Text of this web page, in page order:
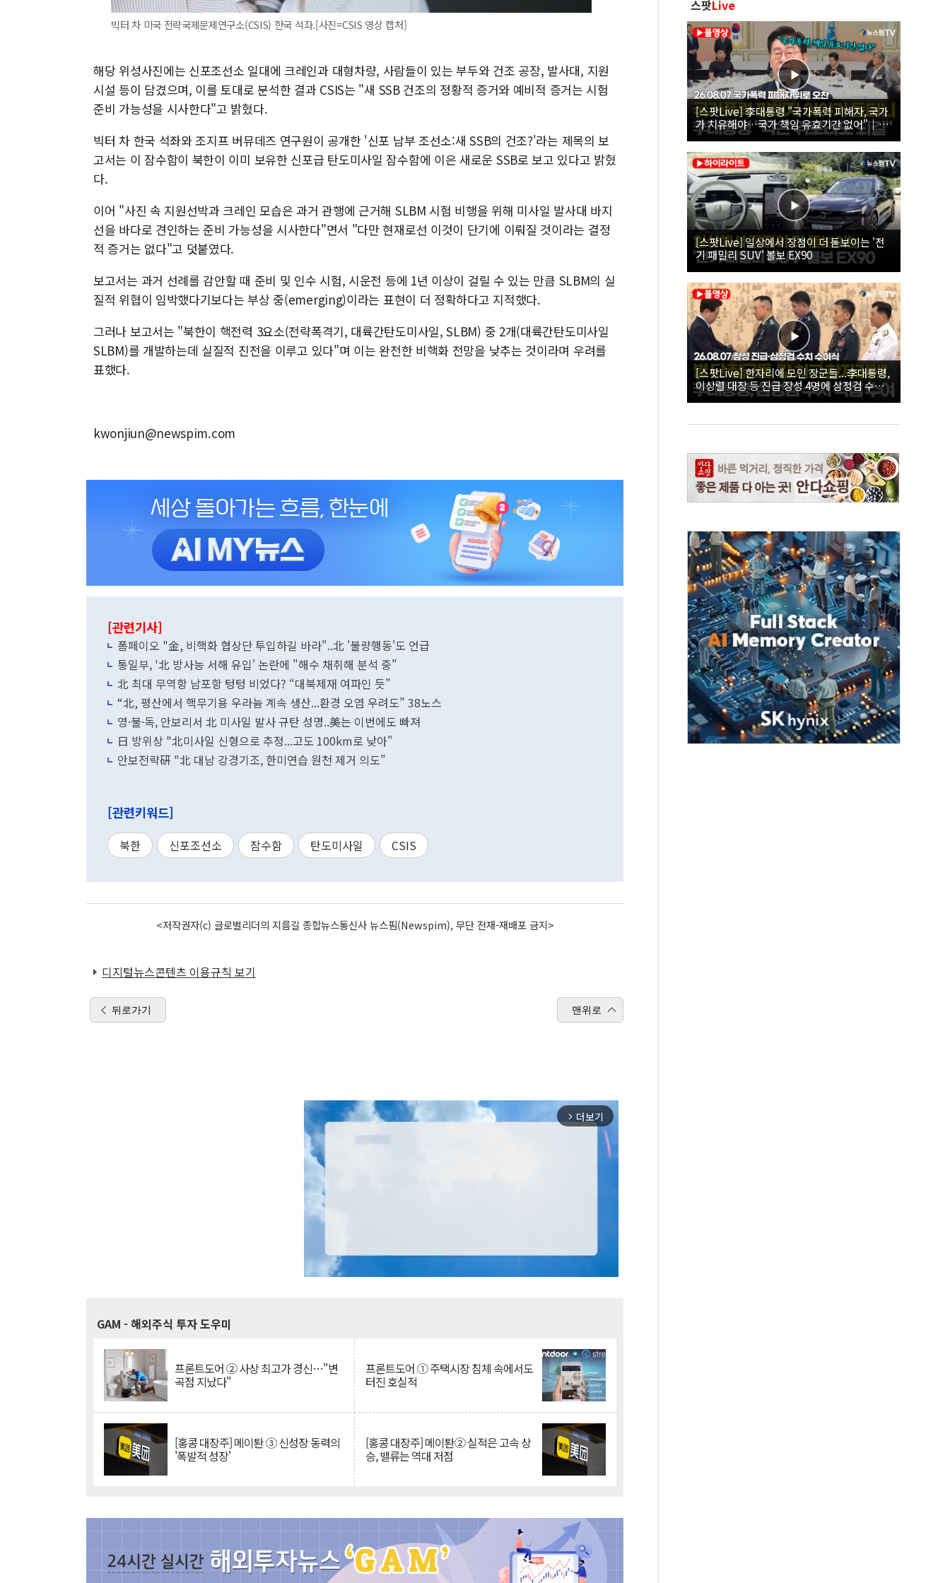
빅터 차 미국 전략국제문제연구소(CSIS) 한국 석좌.[사진=CSIS 영상 캡처]
해당 위성사진에는 신포조선소 일대에 크레인과 대형차량, 사람들이 있는 부두와 건조 공장, 발사대, 지원
시설 등이 담겼으며, 이를 토대로 분석한 결과 CSIS는 "새 SSB 건조의 정황적 증거와 예비적 증거는 시험
준비 가능성을 시사한다"고 밝혔다.
빅터 차 한국 석좌와 조지프 버뮤데즈 연구원이 공개한 '신포 남부 조선소:새 SSB의 건조?'라는 제목의 보
고서는 이 잠수함이 북한이 이미 보유한 신포급 탄도미사일 잠수함에 이은 새로운 SSB로 보고 있다고 밝혔
다.
이어 "사진 속 지원선박과 크레인 모습은 과거 관행에 근거해 SLBM 시험 비행을 위해 미사일 발사대 바지
선을 바다로 견인하는 준비 가능성을 시사한다"면서 "다만 현재로선 이것이 단기에 이뤄질 것이라는 결정
적 증거는 없다"고 덧붙였다.
보고서는 과거 선례를 감안할 때 준비 및 인수 시험, 시운전 등에 1년 이상이 걸릴 수 있는 만큼 SLBM의 실
질적 위협이 임박했다기보다는 부상 중(emerging)이라는 표현이 더 정확하다고 지적했다.
그러나 보고서는 "북한이 핵전력 3요소(전략폭격기, 대륙간탄도미사일, SLBM) 중 2개(대륙간탄도미사일
SLBM)를 개발하는데 실질적 진전을 이루고 있다"며 이는 완전한 비핵화 전망을 낮추는 것이라며 우려를
표했다.
kwonjiun@newspim.com
[관련기사]
폼페이오 "金, 비핵화 협상단 투입하길 바라"..北 '불량행동'도 언급
통일부, '北 방사능 서해 유입' 논란에 "해수 채취해 분석 중"
北 최대 무역항 남포항 텅텅 비었다? “대북제재 여파인 듯”
“北, 평산에서 핵무기용 우라늄 계속 생산...환경 오염 우려도” 38노스
영·불·독, 안보리서 北 미사일 발사 규탄 성명..美는 이번에도 빠져
日 방위상 "北미사일 신형으로 추정...고도 100km로 낮아"
안보전략硏 "北 대남 강경기조, 한미연습 원천 제거 의도"
[관련키워드]
북한 신포조선소 잠수함 탄도미사일 CSIS
<저작권자(c) 글로벌리더의 지름길 종합뉴스통신사 뉴스핌(Newspim), 무단 전재-재배포 금지>
디지털뉴스콘텐츠 이용규칙 보기
뒤로가기 맨위로
arrow_forward_ios 더보기
GAM - 해외주식 투자 도우미
프론트도어 ② 사상 최고가 경신…"변
곡점 지났다"
프론트도어 ① 주택시장 침체 속에서도
터진 호실적
[홍콩 대장주] 메이퇀 ③ 신성장 동력의
'폭발적 성장'
[홍콩 대장주] 메이퇀② 실적은 고속 상
승, 밸류는 역대 저점
스팟Live
[스팟Live] 李대통령 "국가폭력 피해자, 국가
가 치유해야…국가 책임 유효기간 없어"｜
26.08.07 국가폭력 피해자 위로 오찬
[스팟Live] 일상에서 장점이 더 돋보이는 '전
기 패밀리 SUV' 볼보 EX90
[스팟Live] 한자리에 모인 장군들...李대통령,
이상렬 대장 등 진급 장성 4명에 삼정검 수치
직접 수여｜26.08.07 장성 진급·삼정검 수치